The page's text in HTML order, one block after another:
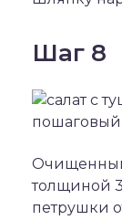
Шаг 8
толщиной
петрушки